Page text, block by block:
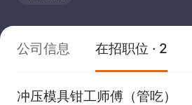
公司信息 在招职位 · 2
冲压模具钳工师傅（管吃）